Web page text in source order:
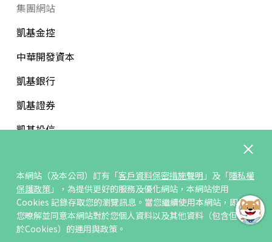
本網站（及本公司）訂有「客戶資料保密措施聲明 」及「隱私權
保護政策」，為提供更好的服務及優化網站，本網站使用
Cookies 記錄存取您的瀏覽訊息。當您繼續使用本網站，即表示
您暸解並同意本網站對於您個人資料以及其他資料（包含但不限
於Cookies）的運用與政策。
集團網站
凱基金控
中華開發資本
凱基銀行
凱基證券
凱基投信
訂閱/取消電子報